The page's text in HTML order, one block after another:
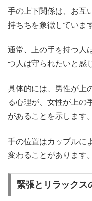
手の上下関係は、お互
持ちちを象徴しています
通常、上の手を持つ人
つ人は守られたいと感
具体的には、男性が上
る心理が、女性が上の
があることを示します。
手の位置はカップルに
変わることがあります。
緊張とリラックス